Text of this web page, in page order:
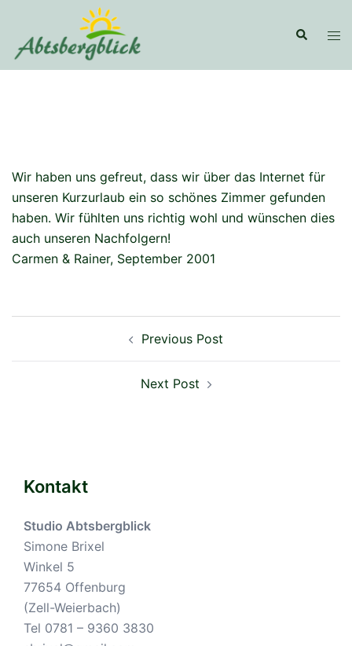
content
Search
Wir haben uns gefreut, dass wir über das Internet für
unseren Kurzurlaub ein so schönes Zimmer gefunden
haben. Wir fühlten uns richtig wohl und wünschen dies
auch unseren Nachfolgern!
Carmen & Rainer, September 2001
Previous Post
Next Post
Kontakt
Studio Abtsbergblick
Simone Brixel
Winkel 5
77654 Offenburg
(Zell-Weierbach)
Tel 0781 – 9360 3830